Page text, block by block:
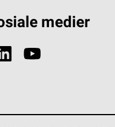
medier